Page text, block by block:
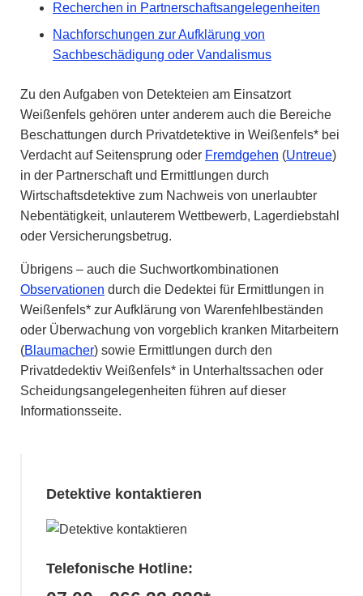
Recherchen in Partnerschaftsangelegenheiten
Nachforschungen zur Aufklärung von
Sachbeschädigung oder Vandalismus
Zu den Aufgaben von Detekteien am Einsatzort
Weißenfels gehören unter anderem auch die Bereiche
Beschattungen durch Privatdetektive in Weißenfels* bei
Verdacht auf Seitensprung oder Fremdgehen (Untreue)
in der Partnerschaft und Ermittlungen durch
Wirtschaftsdetektive zum Nachweis von unerlaubter
Nebentätigkeit, unlauterem Wettbewerb, Lagerdiebstahl
oder Versicherungsbetrug.
Übrigens – auch die Suchwortkombinationen
Observationen durch die Dedektei für Ermittlungen in
Weißenfels* zur Aufklärung von Warenfehlbeständen
oder Überwachung von vorgeblich kranken Mitarbeitern
(Blaumacher) sowie Ermittlungen durch den
Privatdedektiv Weißenfels* in Unterhaltssachen oder
Scheidungsangelegenheiten führen auf dieser
Informationsseite.
Detektive kontaktieren
Telefonische Hotline: